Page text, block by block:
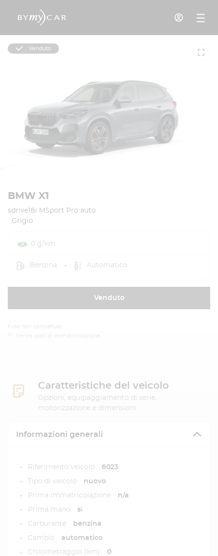
Venduto
BMW X1
sdrive18i MSport Pro auto
Grigio
0 g/km
Benzina Automatico
Venduto
Foto non contrattuali
(1) Senza costi di immatricolazione.
Caratteristiche del veicolo
Opzioni, equipaggiamento di serie,
motorizzazione e dimensioni
Informazioni generali
Riferimento veicolo 6023
Tipo di veicolo nuovo
Prima immatricolazione n/a
Prima mano sì
Carburante benzina
Cambio automatico
Chilometraggio (km) 0